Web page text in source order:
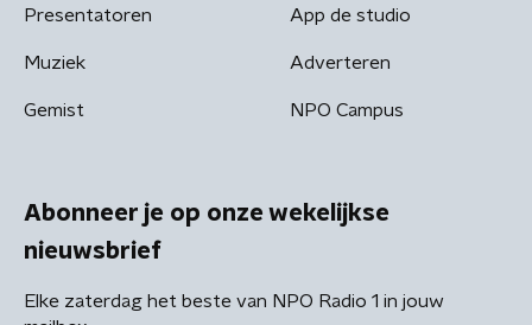
Presentatoren
Muziek
Gemist
App de studio
Adverteren
NPO Campus
Abonneer je op onze wekelijkse
nieuwsbrief
Elke zaterdag het beste van NPO Radio 1 in jouw